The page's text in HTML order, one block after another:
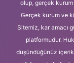
olup, gerçek kurum
Gerçek kurum ve
Sitemiz, kar amacı
platformudur.
düşündüğünüz